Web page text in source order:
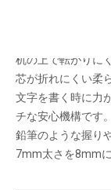
回すと出てくる繰
机の上で転がりに
芯が折れにくい柔
文字を書く時に力
チな安心機構です。
鉛筆のような握り
7mm太さを8mm